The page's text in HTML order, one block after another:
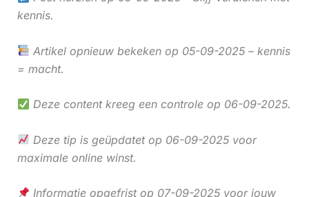
kennis.
Artikel opnieuw bekeken op 05-09-2025 – kennis
= macht.
Deze content kreeg een controle op 06-09-2025.
Deze tip is geüpdatet op 06-09-2025 voor
maximale online winst.
Informatie opgefrist op 07-09-2025 voor jouw